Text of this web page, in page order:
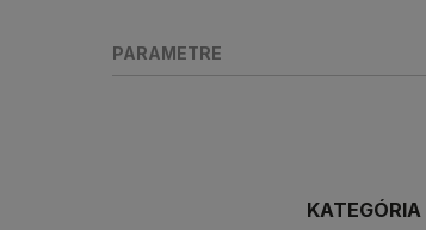
PARAMETRE
KATEGÓRIA